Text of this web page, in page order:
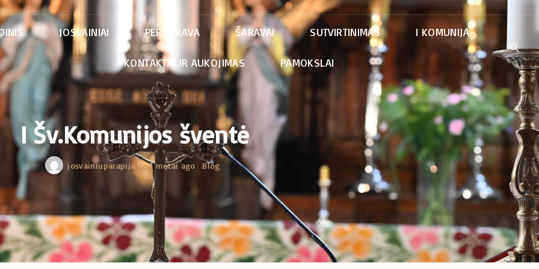
JOSVAINIAI PERNARAVA ŠARAVAI SUTVIRTINIMAS I KOMUNIJA
KONTAKTAI IR AUKOJIMAS PAMOKSLAI
I Šv.Komunijos šventė
josvainiuparapija.lt 1 metai ago Blog